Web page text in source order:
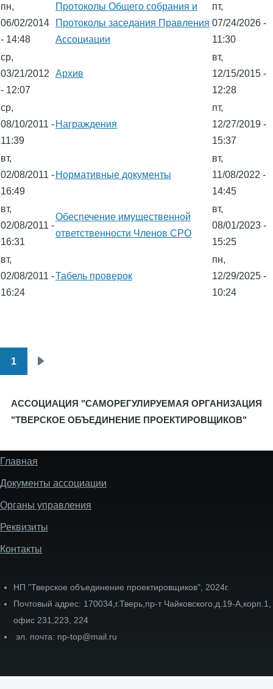
пн,
06/02/2014
- 14:48
Протоколы Общего собрания и
Протоколы заседания Правления
Ассоциации
пт,
07/24/2026 -
11:30
ср,
03/21/2012
- 12:07
Архив
вт,
12/15/2015 -
12:28
ср,
08/10/2011 -
11:39
Награждения
пт,
12/27/2019 -
15:37
вт,
02/08/2011 -
16:49
Нормативные документы
вт,
11/08/2022 -
14:45
вт,
02/08/2011 -
16:31
Обеспечение имущественной
ответственности Членов СРО
вт,
08/01/2023 -
15:25
вт,
02/08/2011 -
16:24
Табель проверок
пн,
12/29/2025 -
10:24
Нумерация
1
АССОЦИАЦИЯ "САМОРЕГУЛИРУЕМАЯ ОРГАНИЗАЦИЯ
"ТВЕРСКОЕ ОБЪЕДИНЕНИЕ ПРОЕКТИРОВЩИКОВ"
Меню
сайта
Главная
Документы ассоциации
Органы управления
Реквизиты
Контакты
НП "Тверское объединение проектировщиков", 2024г.
Почтовый адрес: 170034,г.Тверь,пр-т Чайковского,д.19-А,корп.1,
офис 231,223, 224
эл. почта: np-top@mail.ru